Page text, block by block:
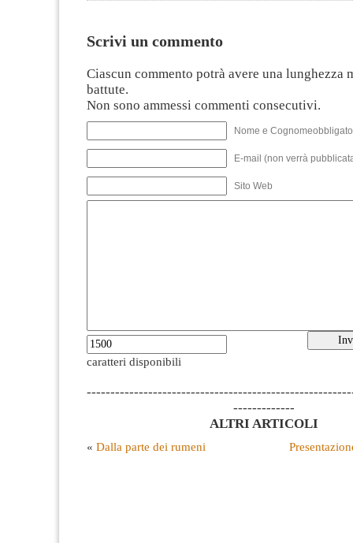
Scrivi un commento
Ciascun commento potrà avere una lunghezza
battute.
Non sono ammessi commenti consecutivi.
Nome e
E-mail (non verrà
Sito Web
caratteri disponibili
-------------
ALTRI ARTICOLI
« Dalla parte dei rumeni